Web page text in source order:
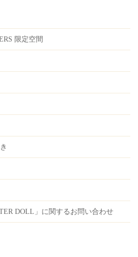
限定空間
DOLL」に関するお問い合わせ